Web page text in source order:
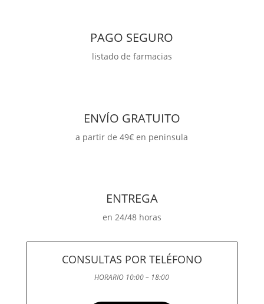
PAGO SEGURO
listado de farmacias
ENVÍO GRATUITO
a partir de 49€ en peninsula
ENTREGA
en 24/48 horas
CONSULTAS POR TELÉFONO
HORARIO 10:00 – 18:00